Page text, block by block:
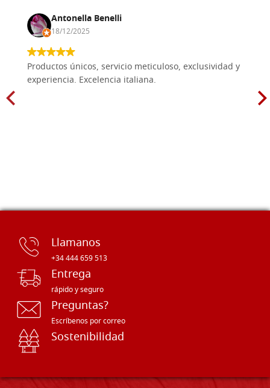
Antonella Benelli
18/12/2025
Productos únicos, servicio meticuloso, exclusividad y
experiencia. Excelencia italiana.
Llamanos
+34 444 659 513
Entrega
rápido y seguro
Preguntas?
Escríbenos por correo
Sostenibilidad